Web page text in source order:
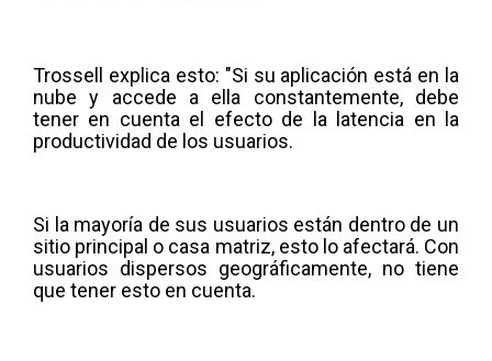
Trossell explica esto: "Si su aplicación está en la
nube y accede a ella constantemente, debe
tener en cuenta el efecto de la latencia en la
productividad de los usuarios.
Si la mayoría de sus usuarios están dentro de un
sitio principal o casa matriz, esto lo afectará. Con
usuarios dispersos geográficamente, no tiene
que tener esto en cuenta.